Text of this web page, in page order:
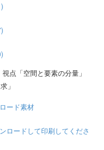
点「空間と要素の分量」
」
ード素材
ードして印刷してくださ